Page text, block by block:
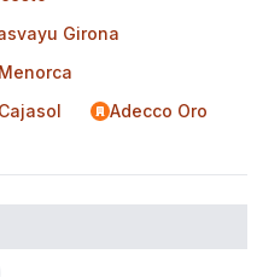
Girona
Cajasol
Adecco Oro